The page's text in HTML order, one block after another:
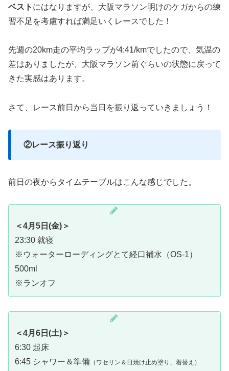
ベスト にはなりますが、大阪マラソン明けのケガからの練
習不足を考慮すれば満足いくレースでした！
先週の20km走の平均ラップが4:41/kmでしたので、気温の
差はありましたが、大阪マラソン前ぐらいの状態に戻って
きた実感はあります。
さて、レース前日から当日を振り返っていきましょう！
②レース振り返り
前日の夜からタイムテーブルはこんな感じでした。
＜4月5日(金)＞
23:30 就寝
※ウォーターローディングとて経口補水（OS-1）
500ml
※ランオフ
＜4月6日(土)＞
6:30 起床
6:45 シャワー＆準備 （ワセリン＆日焼け止め塗り、着替え）